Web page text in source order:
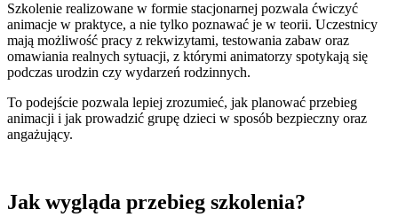
Szkolenie realizowane w formie stacjonarnej pozwala ćwiczyć
animacje w praktyce, a nie tylko poznawać je w teorii. Uczestnicy
mają możliwość pracy z rekwizytami, testowania zabaw oraz
omawiania realnych sytuacji, z którymi animatorzy spotykają się
podczas urodzin czy wydarzeń rodzinnych.
To podejście pozwala lepiej zrozumieć, jak planować przebieg
animacji i jak prowadzić grupę dzieci w sposób bezpieczny oraz
angażujący.
Jak wygląda przebieg szkolenia?